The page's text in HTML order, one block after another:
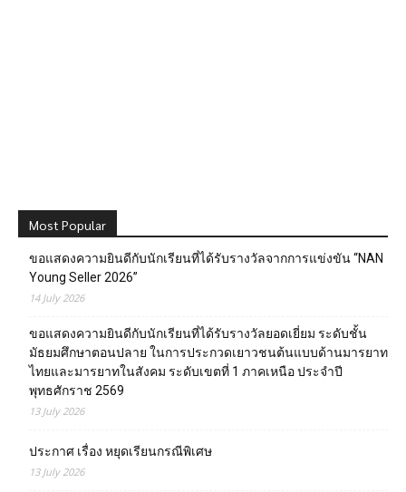
Most Popular
ขอแสดงความยินดีกับนักเรียนที่ได้รับรางวัลจากการแข่งขัน “NAN
Young Seller 2026”
14 July 2026
ขอแสดงความยินดีกับนักเรียนที่ได้รับรางวัลยอดเยี่ยม ระดับชั้น
มัธยมศึกษาตอนปลาย ในการประกวดเยาวชนต้นแบบด้านมารยาท
ไทยและมารยาทในสังคม ระดับเขตที่ 1 ภาคเหนือ ประจำปี
พุทธศักราช 2569
13 July 2026
ประกาศ เรื่อง หยุดเรียนกรณีพิเศษ
13 July 2026